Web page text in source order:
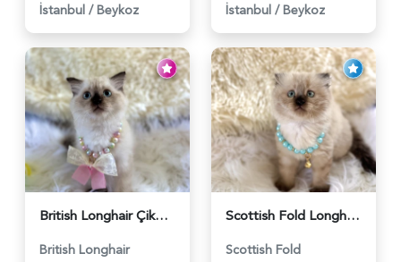
İstanbul / Beykoz İstanbul / Beykoz
British Longhair Çikolata Nadir Renk Göz Kamaştırıcı - 6117
British Longhair
Scottish Fold Longhair Çikolata Erkek Yavrumuz - 6119
Scottish Fold